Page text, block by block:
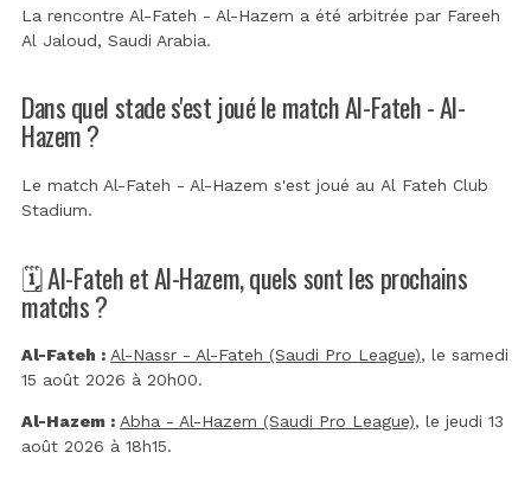
La rencontre Al-Fateh - Al-Hazem a été arbitrée par Fareeh
Al Jaloud, Saudi Arabia.
Dans quel stade s'est joué le match Al-Fateh - Al-
Hazem ?
Le match Al-Fateh - Al-Hazem s'est joué au Al Fateh Club
Stadium.
🗓️ Al-Fateh et Al-Hazem, quels sont les prochains
matchs ?
Al-Fateh : Al-Nassr - Al-Fateh (Saudi Pro League), le samedi
15 août 2026 à 20h00.
Al-Hazem : Abha - Al-Hazem (Saudi Pro League), le jeudi 13
août 2026 à 18h15.